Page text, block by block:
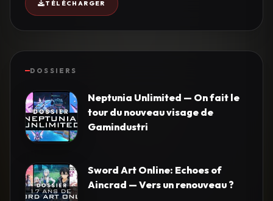
TÉLÉCHARGER
DOSSIERS
Neptunia Unlimited — On fait le
tour du nouveau visage de
Gamindustri
Sword Art Online: Echoes of
Aincrad — Vers un renouveau ?